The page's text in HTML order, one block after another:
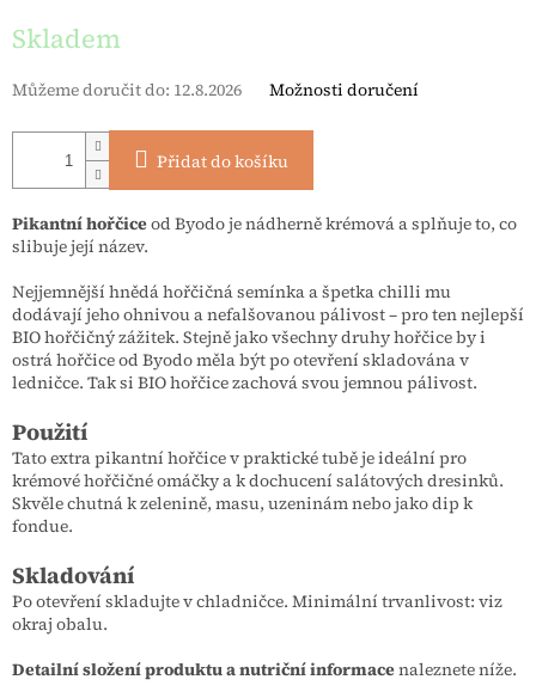
Skladem
Můžeme doručit do: 12.8.2026 Možnosti doručení
Přidat do košíku
Pikantní hořčiceod Byodo je nádherně krémová a splňuje to, co
slibuje její název.
Nejjemnější hnědá hořčičná semínka a špetka chilli mu
dodávají jeho ohnivou a nefalšovanou pálivost – pro ten nejlepší
BIO hořčičný zážitek. Stejně jako všechny druhy hořčice by i
ostrá hořčice od Byodo měla být po otevření skladována v
ledničce. Tak si BIO hořčice zachová svou jemnou pálivost.
Použití
Tato extra pikantní hořčice v praktické tubě je ideální pro
krémové hořčičné omáčky a k dochucení salátových dresinků.
Skvěle chutná k zelenině, masu, uzeninám nebo jako dip k
fondue.
Skladování
Po otevření skladujte v chladničce. Minimální trvanlivost: viz
okraj obalu.
Detailní složení produktu a nutriční informacenaleznete níže.